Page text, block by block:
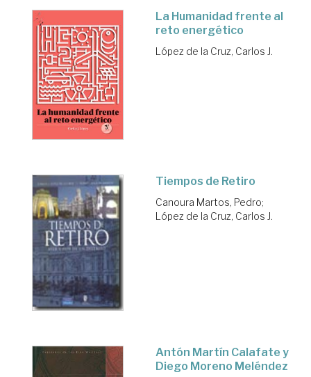
La Humanidad frente al
reto energético
López de la Cruz, Carlos J.
Tiempos de Retiro
Canoura Martos, Pedro;
López de la Cruz, Carlos J.
Antón Martín Calafate y
Diego Moreno Meléndez